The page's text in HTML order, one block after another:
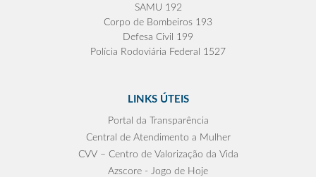
SAMU 192
Corpo de Bombeiros 193
Defesa Civil 199
Polícia Rodoviária Federal 1527
LINKS ÚTEIS
Portal da Transparência
Central de Atendimento a Mulher
CVV – Centro de Valorização da Vida
Azscore - Jogo de Hoje